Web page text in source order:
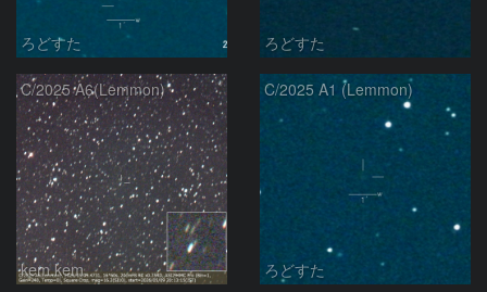
ろどすた ろどすた
C/2025 A6(Lemmon)
kem.kem
C/2025 A1 (Lemmon)
ろどすた